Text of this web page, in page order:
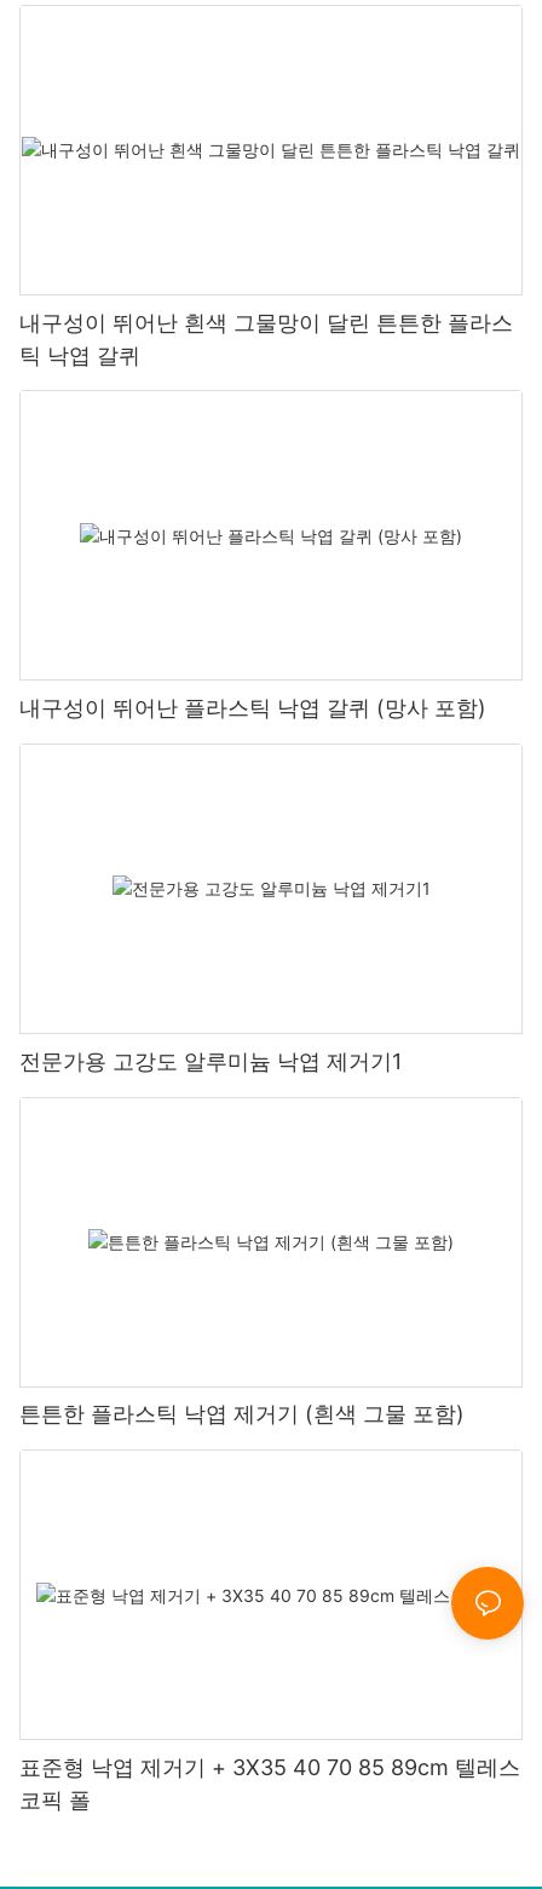
내구성이 뛰어난 흰색 그물망이 달린 튼튼한 플라스
틱 낙엽 갈퀴
내구성이 뛰어난 플라스틱 낙엽 갈퀴 (망사 포함)
전문가용 고강도 알루미늄 낙엽 제거기1
튼튼한 플라스틱 낙엽 제거기 (흰색 그물 포함)
표준형 낙엽 제거기 + 3X35 40 70 85 89cm 텔레스
코픽 폴